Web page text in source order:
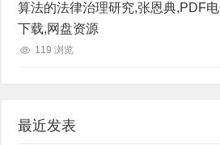
算法的法律治理研究,张恩典,PDF
下载,网盘资源
119 浏览
最近发表